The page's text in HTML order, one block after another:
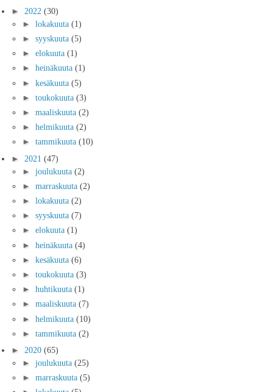
► 2022 (30)
► lokakuuta (1)
► syyskuuta (5)
► elokuuta (1)
► heinäkuuta (1)
► kesäkuuta (5)
► toukokuuta (3)
► maaliskuuta (2)
► helmikuuta (2)
► tammikuuta (10)
► 2021 (47)
► joulukuuta (2)
► marraskuuta (2)
► lokakuuta (2)
► syyskuuta (7)
► elokuuta (1)
► heinäkuuta (4)
► kesäkuuta (6)
► toukokuuta (3)
► huhtikuuta (1)
► maaliskuuta (7)
► helmikuuta (10)
► tammikuuta (2)
► 2020 (65)
► joulukuuta (25)
► marraskuuta (5)